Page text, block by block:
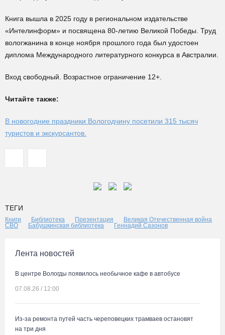
Книга вышла в 2025 году в региональном издательстве
«Интелинформ» и посвящена 80-летию Великой Победы. Труд
вологжанина в конце ноября прошлого года был удостоен
диплома Международного литературного конкурса в Австралии.
Вход свободный. Возрастное ограничение 12+.
Читайте также:
В новогодние праздники Вологодчину посетили 315 тысяч
туристов и экскурсантов.
ТЕГИ
Книги Библиотека Презентация
Великая Отечественная война
СВО
Бабушкинская библиотека Геннадий Сазонов
Лента новостей
В центре Вологды появилось необычное кафе в автобусе
07.08.26 / 12:00
Из-за ремонта путей часть череповецких трамваев остановят
на три дня